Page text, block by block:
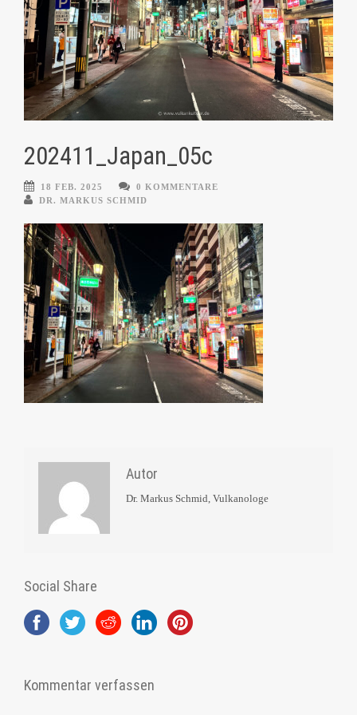
202411_Japan_05c
18 FEB. 2025
0 KOMMENTARE
DR. MARKUS SCHMID
Autor
Dr. Markus Schmid, Vulkanologe
Social Share
Kommentar verfassen